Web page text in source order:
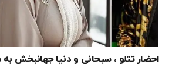
احضار تتلو ، سبحانی و دنیا جهانبخش به